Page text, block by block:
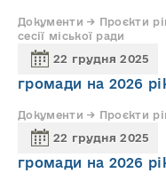
Документи → Проєкти
сесії міської ради
22 грудня 2025
громади на 2026
Документи → Проєкти
22 грудня 2025
громади на 2026